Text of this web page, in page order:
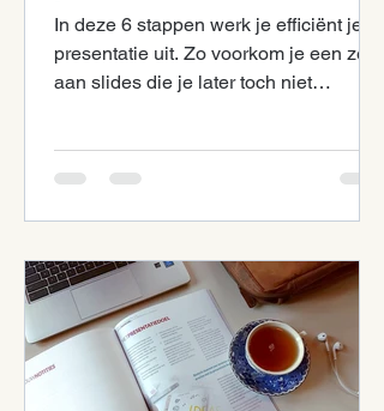
In deze 6 stappen werk je efficiënt je
presentatie uit. Zo voorkom je een zee
aan slides die je later toch niet